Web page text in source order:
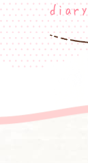
diary